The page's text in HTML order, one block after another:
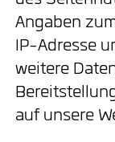
Angaben
IP-Adresse
weitere
auf unsere